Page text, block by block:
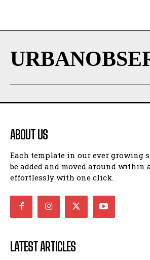
ABOUT US
Each template in our ever growing
be added and moved around within
effortlessly with one click.
LATEST ARTICLES